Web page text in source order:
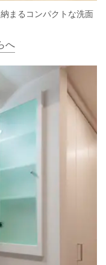
まるコンパクトな洗面
へ